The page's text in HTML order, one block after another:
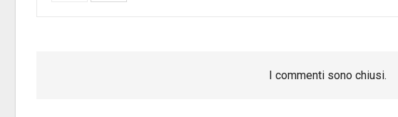
I commenti sono chiusi.